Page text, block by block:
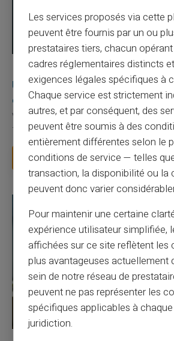
03/08/2026 Veritas Carte
Une carte bancaire gratuite sans
existe ?
Vous avez tapé cette recherche parce que
facture 50 € par an pour une carte que vo...
Lire la suite
Les services proposés via cette
peuvent être fournis par un ou
prestataires tiers, chacun
cadres réglementaires distincts
exigences légales spécifiques à
Chaque service est strictement
autres, et par conséquent, des
peuvent être soumis à des
entièrement différentes selon le
conditions de service — telles
transaction, la disponibilité ou la
peuvent donc varier
Pour maintenir une certaine
expérience utilisateur simplifiée,
affichées sur ce site reflètent les
plus avantageuses actuellement
sein de notre réseau de
peuvent ne pas représenter les
spécifiques applicables à
juridiction.